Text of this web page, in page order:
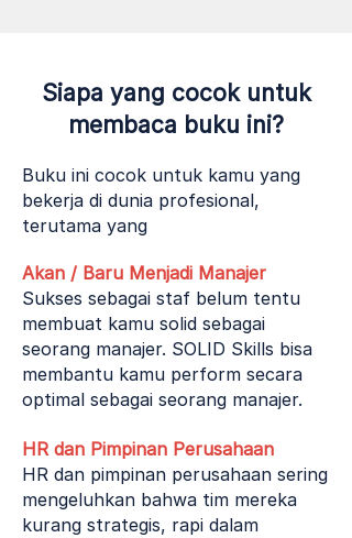
Siapa yang cocok untuk
membaca buku ini?
Buku ini cocok untuk kamu yang
bekerja di dunia profesional,
terutama yang
Akan / Baru Menjadi Manajer
Sukses sebagai staf belum tentu
membuat kamu solid sebagai
seorang manajer. SOLID Skills bisa
membantu kamu perform secara
optimal sebagai seorang manajer.
HR dan Pimpinan Perusahaan
HR dan pimpinan perusahaan sering
mengeluhkan bahwa tim mereka
kurang strategis, rapi dalam